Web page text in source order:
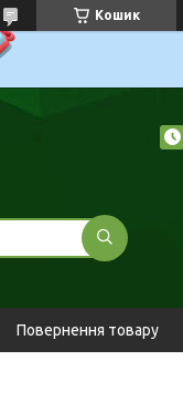
Кошик
Повернення товару